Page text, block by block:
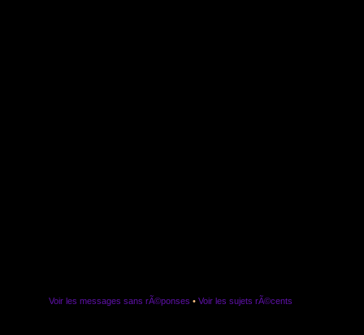
Voir les messages sans rÃ©ponses • Voir les sujets rÃ©cents